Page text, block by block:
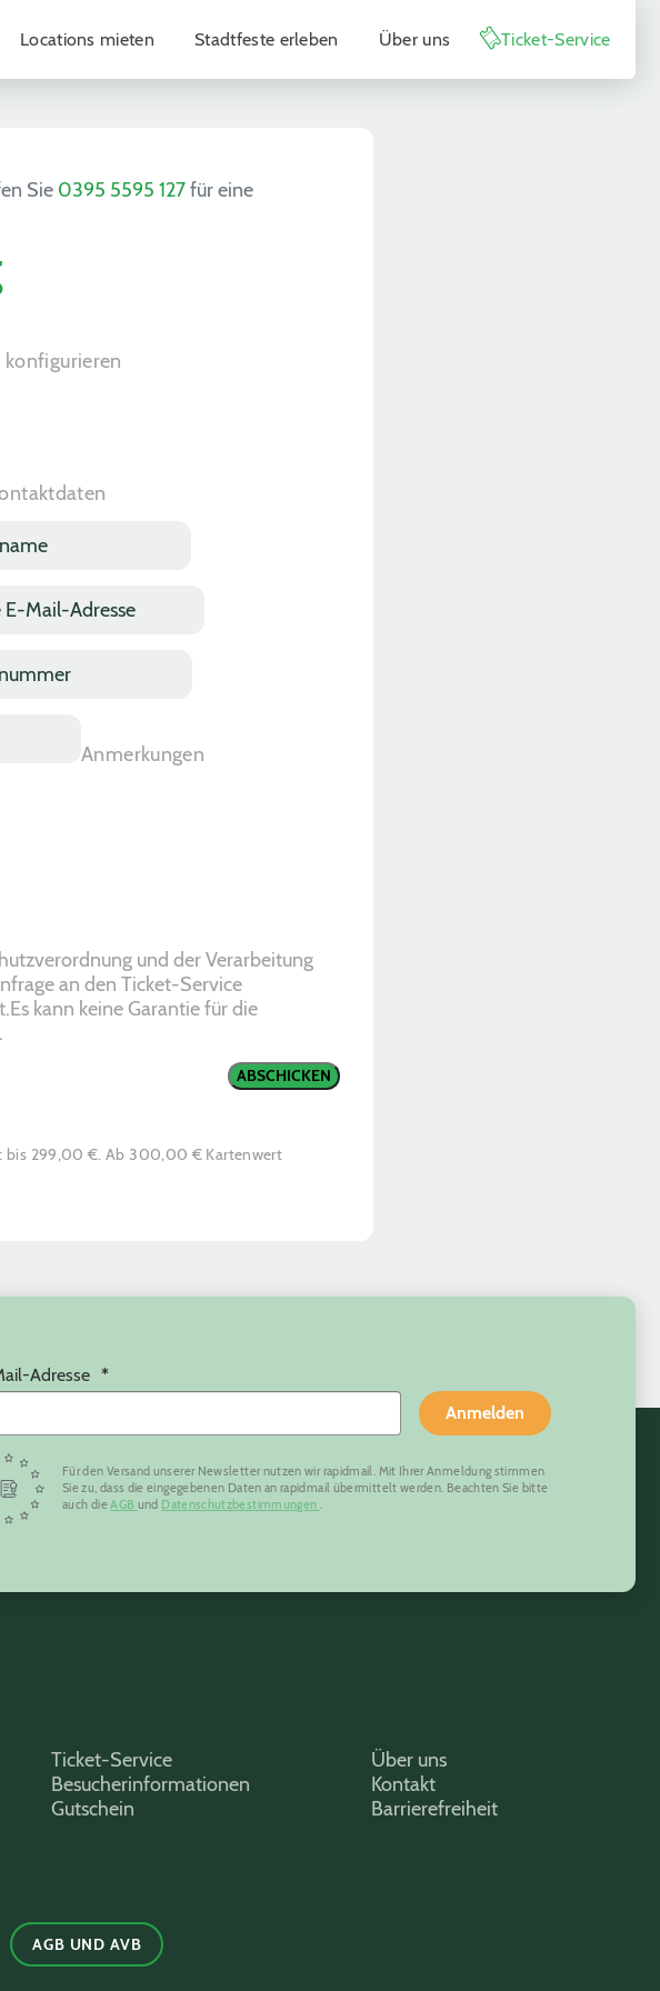
Locations mieten Stadtfeste erleben Über uns Ticket-Service
Sie 0395 5595 127für eine
konfigurieren
Anmerkungen
und der Verarbeitung
an den Ticket-Service
kann keine Garantie für die
ABSCHICKEN
bis 299,00 €. Ab 300,00 € Kartenwert
Adresse
Anmelden
Für den Versand unserer Newsletter nutzen wir rapidmail. Mit Ihrer Anmeldung stimmen
Sie zu, dass die eingegebenen Daten an rapidmail übermittelt werden. Beachten Sie bitte
auch dieAGB und Datenschutzbestimmungen .
Ticket-Service
Besucherinformationen
Gutschein
Über uns
Kontakt
Barrierefreiheit
AGB UND AVB